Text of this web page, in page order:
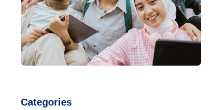
Categories